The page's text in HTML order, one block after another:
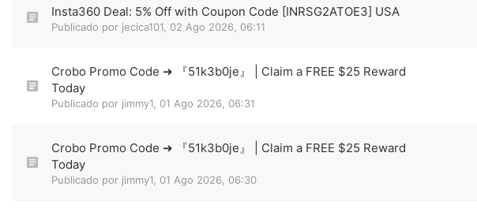
Insta360 Deal: 5% Off with Coupon Code [INRSG2ATOE3] USA
Publicado por jecica101 02 Ago 2026, 06:11
Crobo Promo Code ➜ 『51k3b0je』 | Claim a FREE $25 Reward
Today
Publicado por jimmy1 01 Ago 2026, 06:31
Crobo Promo Code ➜ 『51k3b0je』 | Claim a FREE $25 Reward
Today
Publicado por jimmy1 01 Ago 2026, 06:30